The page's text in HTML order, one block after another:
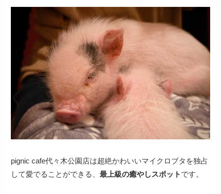
pignic cafe代々木公園店は超絶かわいいマイクロブタを独占
して愛でることができる、最上級の癒やしスポット です。